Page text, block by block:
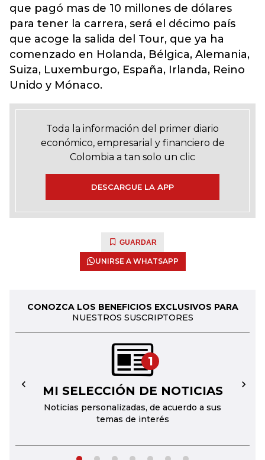
que pagó mas de 10 millones de dólares
para tener la carrera, será el décimo país
que acoge la salida del Tour, que ya ha
comenzado en Holanda, Bélgica, Alemania,
Suiza, Luxemburgo, España, Irlanda, Reino
Unido y Mónaco.
Toda la información del primer diario
económico, empresarial y financiero de
Colombia a tan solo un clic
DESCARGUE LA APP
GUARDAR
UNIRSE A WHATSAPP
CONOZCA LOS BENEFICIOS EXCLUSIVOS PARA
NUESTROS SUSCRIPTORES
1
MI SELECCIÓN DE NOTICIAS
Noticias personalizadas, de acuerdo a sus
temas de interés
← →